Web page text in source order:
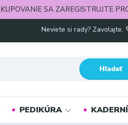
SA ZAREGISTRUJTE
Hľadať
Neviete si rady? Zavolajte.
PEDIKÚRA